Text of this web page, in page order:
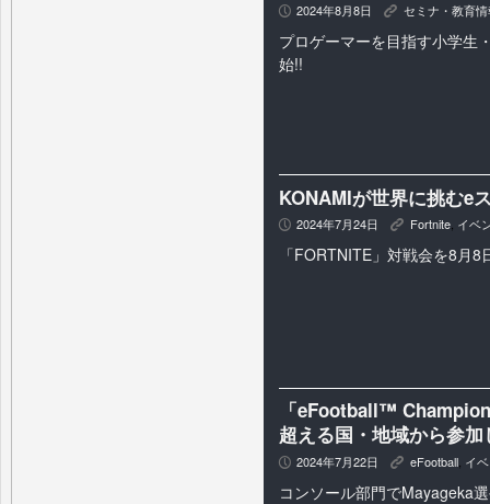
P 2024年8月8日 K セミナ・教育
プロゲーマーを目指す小学生
始!!
KONAMIが世界に挑むe
P 2024年7月24日 K Fortnite イベ
「FORTNITE」対戦会を8月8
「eFootball™
超える国・地域から参
P 2024年7月22日 K eFootball イ
コンソール部門でMayageka